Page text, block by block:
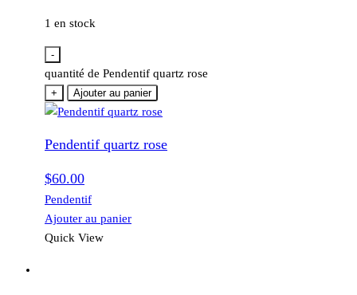
1 en stock
-
quantité de Pendentif quartz rose
+ Ajouter au panier
Pendentif quartz rose
$60.00
Pendentif
Ajouter au panier
Quick View